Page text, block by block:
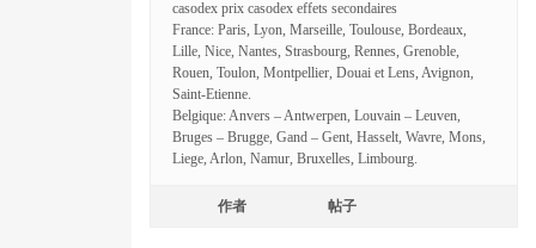
casodex prix casodex effets secondaires
France: Paris, Lyon, Marseille, Toulouse, Bordeaux,
Lille, Nice, Nantes, Strasbourg, Rennes, Grenoble,
Rouen, Toulon, Montpellier, Douai et Lens, Avignon,
Saint-Etienne.
Belgique: Anvers – Antwerpen, Louvain – Leuven,
Bruges – Brugge, Gand – Gent, Hasselt, Wavre, Mons,
Liege, Arlon, Namur, Bruxelles, Limbourg.
作者 帖子